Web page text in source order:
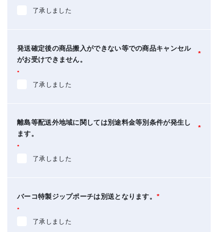
了承しました
発送確定後の商品搬入ができない等での商品キャンセル
がお受けできません。
*
*
了承しました
離島等配送外地域に関しては別途料金等別条件が発生し
ます。
*
*
了承しました
バーコ特製ジップポーチは別送となります。 *
*
了承しました